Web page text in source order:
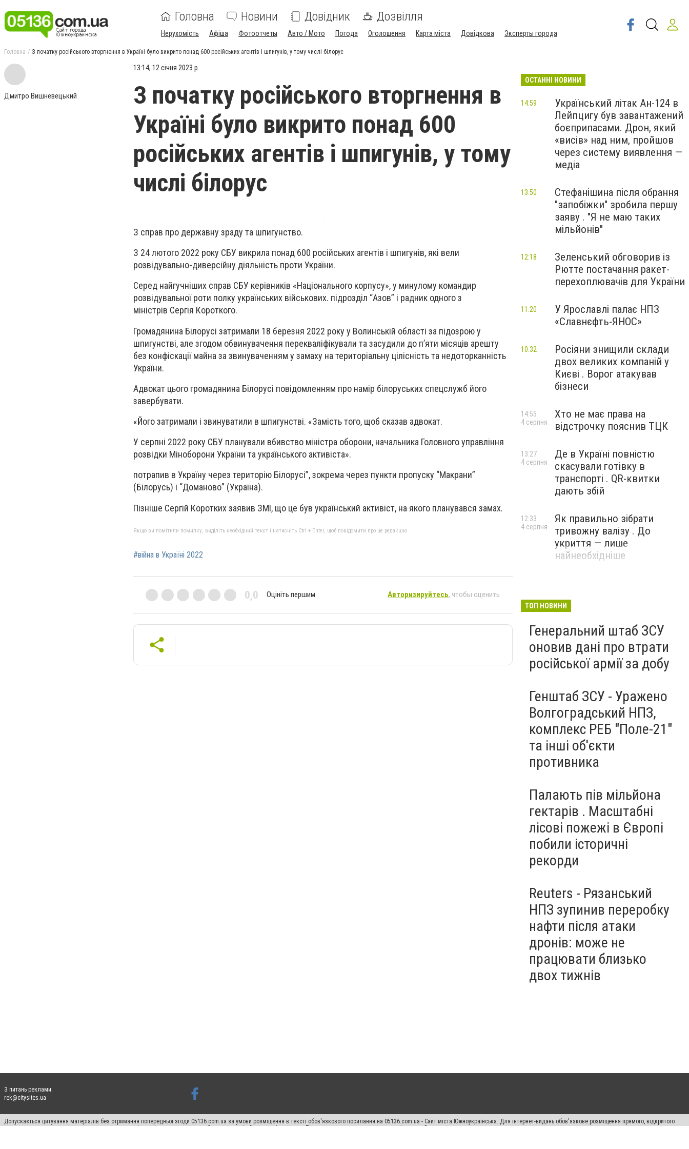
Головна Новини Довідник Дозвілля
Нерухомість Афіша Фотоотчеты Авто / Мото Погода Оголошення Карта міста Довідкова Эксперты города
Головна З початку російського вторгнення в Україні було викрито понад 600 російських агентів і шпигунів, у тому числі білорус
Дмитро Вишневецький
13:14, 12 січня 2023 р.
З початку російського вторгнення в
Україні було викрито понад 600
російських агентів і шпигунів, у тому
числі білорус
З справ про державну зраду та шпигунство.
З 24 лютого 2022 року СБУ викрила понад 600 російських агентів і шпигунів, які вели
розвідувально-диверсійну діяльність проти України.
Серед найгучніших справ СБУ керівників «Національного корпусу», у минулому командир
розвідувальної роти полку українських військових. підрозділ “Азов” і радник одного з
міністрів Сергія Короткого.
Громадянина Білорусі затримали 18 березня 2022 року у Волинській області за підозрою у
шпигунстві, але згодом обвинувачення перекваліфікували та засудили до п’яти місяців арешту
без конфіскації майна за звинуваченням у замаху на територіальну цілісність та недоторканність
України.
Адвокат цього громадянина Білорусі повідомленням про намір білоруських спецслужб його
завербувати.
«Його затримали і звинуватили в шпигунстві. «Замість того, щоб сказав адвокат.
У серпні 2022 року СБУ планували вбивство міністра оборони, начальника Головного управління
розвідки Міноборони України та українського активіста».
потрапив в Україну через територію Білорусі”, зокрема через пункти пропуску “Макрани”
(Білорусь) і “Доманово” (Україна).
Пізніше Сергій Коротких заявив ЗМІ, що це був український активіст, на якого планувався замах.
Якщо ви помітили помилку, виділіть необхідний текст і натисніть Ctrl + Enter, щоб повідомити про це редакцію
#війна в Україні 2022
0,0 Оцініть першим Авторизируйтесь, чтобы оценить
ОСТАННІ НОВИНИ
Український літак Ан-124 в
Лейпцигу був завантажений
боєприпасами. Дрон, який
«висів» над ним, пройшов
через систему виявлення —
медіа
14:59
Стефанішина після обрання
"запобіжки" зробила першу
заяву . "Я не маю таких
мільйонів"
13:50
Зеленський обговорив із
Рютте постачання ракет-
перехоплювачів для України
12:18
У Ярославлі палає НПЗ
«Славнєфть-ЯНОС»
11:20
Росіяни знищили склади
двох великих компаній у
Києві . Ворог атакував
бізнеси
10:32
Хто не має права на
відстрочку пояснив ТЦК
14:55
4 серпня
Де в Україні повністю
скасували готівку в
транспорті . QR-квитки
дають збій
13:27
4 серпня
Як правильно зібрати
тривожну валізу . До
укриття — лише
найнеобхідніше
12:33
4 серпня
ТОП НОВИНИ
Генеральний штаб ЗСУ
оновив дані про втрати
російської армії за добу
Генштаб ЗСУ - Уражено
Волгоградський НПЗ,
комплекс РЕБ "Поле-21"
та інші об'єкти
противника
Палають пів мільйона
гектарів . Масштабні
лісові пожежі в Європі
побили історичні
рекорди
Reuters - Рязанський
НПЗ зупинив переробку
нафти після атаки
дронів: може не
працювати близько
двох тижнів
З питань реклами:
rek@citysites.ua
Допускається цитування матеріалів без отримання попередньої згоди 05136.com.ua за умови розміщення в тексті обов'язкового посилання на 05136.com.ua - Сайт міста Южноукраїнська. Для інтернет-видань обов'язкове розміщення прямого, відкритого
для пошукових систем гіперпосилання на цитовані статті не нижче другого абзацу в тексті або в якості джерела. Порушення виняткових прав переслідується Законом.